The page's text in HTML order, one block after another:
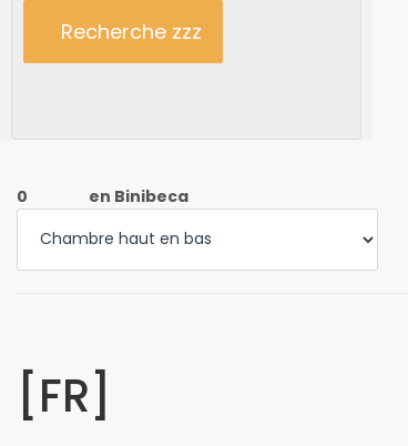
Recherche zzz
0 en Binibeca
[FR]